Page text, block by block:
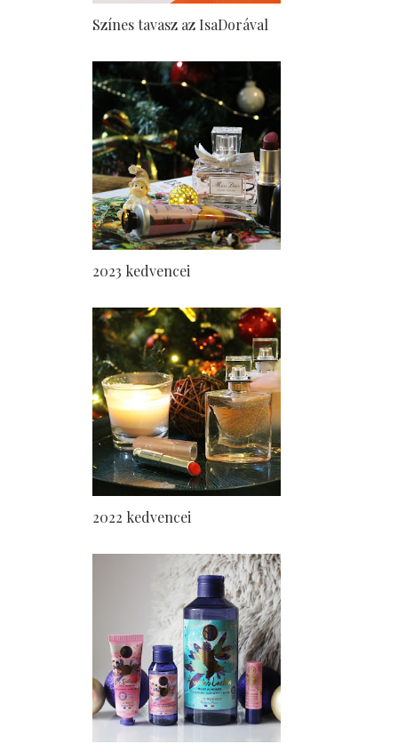
Színes tavasz az IsaDorával
2023 kedvencei
2022 kedvencei